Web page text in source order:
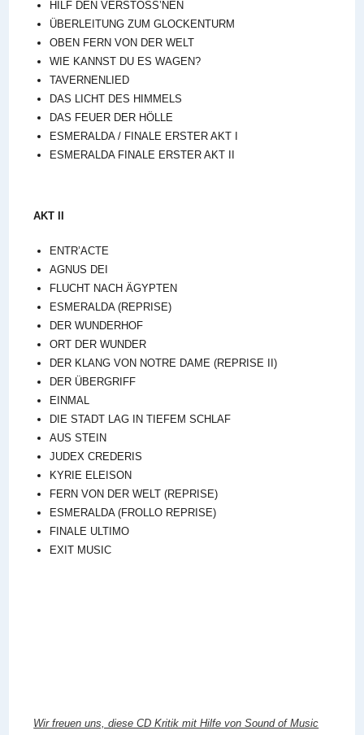
HILF DEN VERSTOSS’NEN
ÜBERLEITUNG ZUM GLOCKENTURM
OBEN FERN VON DER WELT
WIE KANNST DU ES WAGEN?
TAVERNENLIED
DAS LICHT DES HIMMELS
DAS FEUER DER HÖLLE
ESMERALDA / FINALE ERSTER AKT I
ESMERALDA FINALE ERSTER AKT II
AKT II
ENTR’ACTE
AGNUS DEI
FLUCHT NACH ÄGYPTEN
ESMERALDA (REPRISE)
DER WUNDERHOF
ORT DER WUNDER
DER KLANG VON NOTRE DAME (REPRISE II)
DER ÜBERGRIFF
EINMAL
DIE STADT LAG IN TIEFEM SCHLAF
AUS STEIN
JUDEX CREDERIS
KYRIE ELEISON
FERN VON DER WELT (REPRISE)
ESMERALDA (FROLLO REPRISE)
FINALE ULTIMO
EXIT MUSIC
Wir freuen uns, diese CD Kritik mit Hilfe von Sound of Music